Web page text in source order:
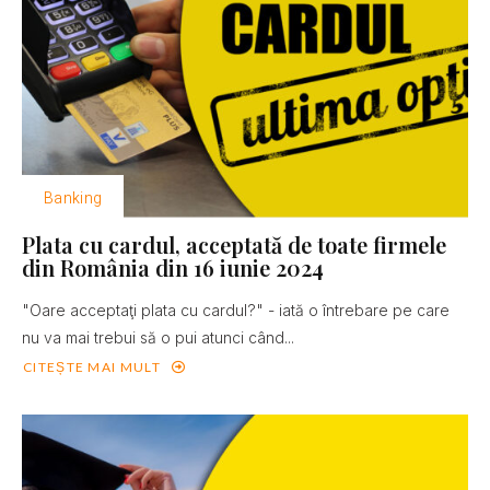
Banking
Plata cu cardul, acceptată de toate firmele
din România din 16 iunie 2024
"Oare acceptaţi plata cu cardul?" - iată o întrebare pe care
nu va mai trebui să o pui atunci când...
CITEȘTE MAI MULT